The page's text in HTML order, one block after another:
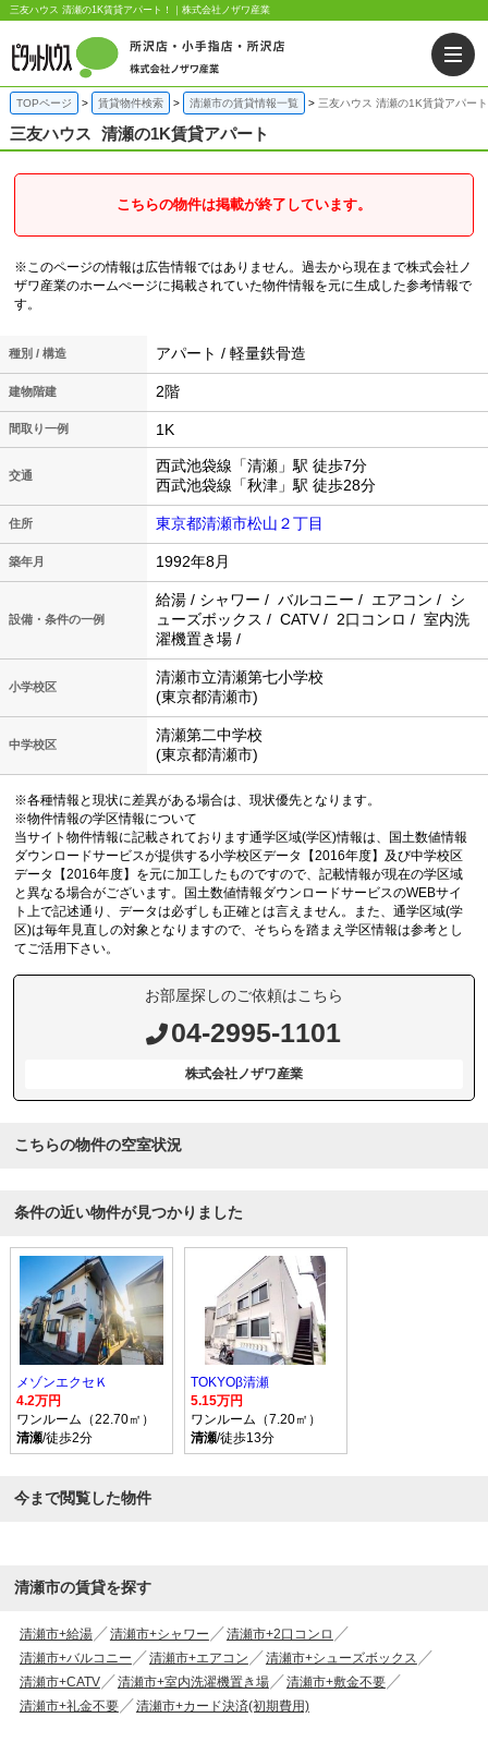
三友ハウス 清瀬の1K賃貸アパート！｜株式会社ノザワ産業
TOPページ 賃貸物件検索 清瀬市の賃貸情報一覧 三友ハウス 清瀬の1K賃貸アパート
三友ハウス 清瀬の1K賃貸アパート
こちらの物件は掲載が終了しています。
※このページの情報は広告情報ではありません。過去から現在まで株式会社ノ
ザワ産業のホームぺージに掲載されていた物件情報を元に生成した参考情報で
す。
種別 / 構造 アパート / 軽量鉄骨造
建物階建 2階
間取り一例 1K
交通
西武池袋線「清瀬」駅 徒歩7分
西武池袋線「秋津」駅 徒歩28分
住所 東京都清瀬市松山２丁目
築年月 1992年8月
設備・条件の一例
給湯 / シャワー / バルコニー / エアコン / シ
ューズボックス / CATV / 2口コンロ / 室内洗
濯機置き場 /
小学校区
清瀬市立清瀬第七小学校
(東京都清瀬市)
中学校区
清瀬第二中学校
(東京都清瀬市)
※各種情報と現状に差異がある場合は、現状優先となります。
※物件情報の学区情報について
当サイト物件情報に記載されております通学区域(学区)情報は、国土数値情報
ダウンロードサービスが提供する小学校区データ【2016年度】及び中学校区
データ【2016年度】を元に加工したものですので、記載情報が現在の学区域
と異なる場合がございます。国土数値情報ダウンロードサービスのWEBサイ
ト上で記述通り、データは必ずしも正確とは言えません。また、通学区域(学
区)は毎年見直しの対象となりますので、そちらを踏まえ学区情報は参考とし
てご活用下さい。
お部屋探しのご依頼はこちら
04-2995-1101
株式会社ノザワ産業
こちらの物件の空室状況
条件の近い物件が見つかりました
メゾンエクセＫ
4.2万円
ワンルーム（22.70㎡）
清瀬/徒歩2分
TOKYOβ清瀬
5.15万円
ワンルーム（7.20㎡）
清瀬/徒歩13分
今まで閲覧した物件
清瀬市の賃貸を探す
清瀬市+給湯 清瀬市+シャワー
清瀬市+2口コンロ
清瀬市+バルコニー
清瀬市+エアコン
清瀬市+シューズボックス
清瀬市+CATV
清瀬市+室内洗濯機置き場
清瀬市+敷金不要
清瀬市+礼金不要
清瀬市+カード決済(初期費用)